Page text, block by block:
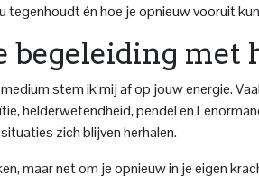
tegenhoudt én hoe je opnieuw vooruit
begeleiding met
stem ik mij af op jouw energie.
helderwetendheid, pendel en
zich blijven herhalen.
maar net om je opnieuw in je eigen